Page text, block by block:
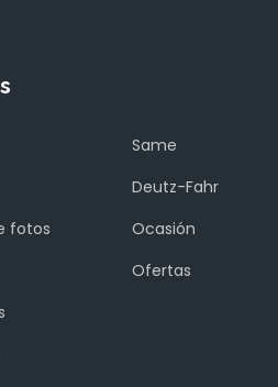
fotos
Same
Deutz-Fahr
Ocasión
Ofertas